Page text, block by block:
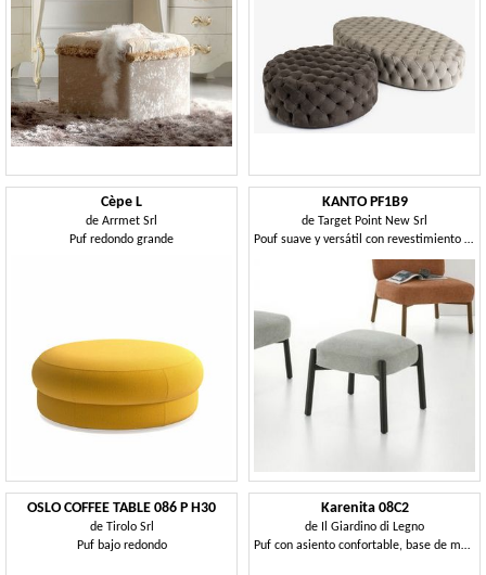
Cèpe L
de Arrmet Srl
Puf redondo grande
KANTO PF1B9
de Target Point New Srl
Pouf suave y versátil con revestimiento acolchado
OSLO COFFEE TABLE 086 P H30
de Tirolo Srl
Puf bajo redondo
Karenita 08C2
de
Il Giardino di Legno
Puf con asiento confortable, base de madera de teca